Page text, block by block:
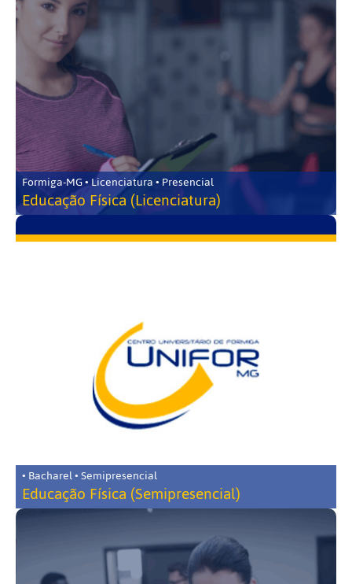
Formiga-MG • Licenciatura • Presencial
Educação Física (Licenciatura)
• Bacharel • Semipresencial
Educação Física (Semipresencial)